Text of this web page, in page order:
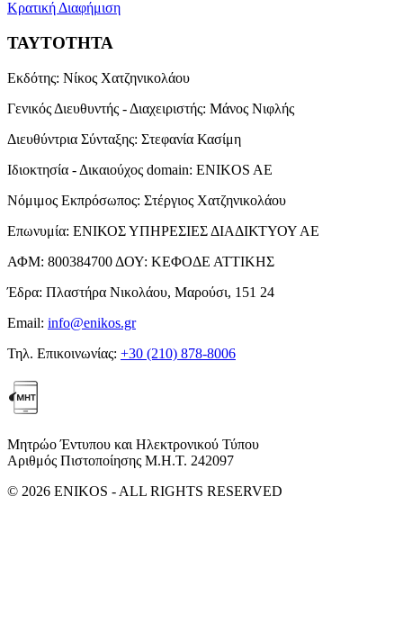
Κρατική Διαφήμιση
ΤΑΥΤΟΤΗΤΑ
Εκδότης: Νίκος Χατζηνικολάου
Γενικός Διευθυντής - Διαχειριστής: Μάνος Νιφλής
Διευθύντρια Σύνταξης: Στεφανία Κασίμη
Ιδιοκτησία - Δικαιούχος domain: ENIKOS AE
Νόμιμος Εκπρόσωπος: Στέργιος Χατζηνικολάου
Επωνυμία: ΕΝΙΚΟΣ ΥΠΗΡΕΣΙΕΣ ΔΙΑΔΙΚΤΥΟΥ ΑΕ
ΑΦΜ: 800384700 ΔΟΥ: ΚΕΦΟΔΕ ΑΤΤΙΚΗΣ
Έδρα: Πλαστήρα Νικολάου, Μαρούσι, 151 24
Email: info@enikos.gr
Τηλ. Επικοινωνίας: +30 (210) 878-8006
Μητρώο Έντυπου και Ηλεκτρονικού Τύπου
Αριθμός Πιστοποίησης Μ.Η.Τ. 242097
© 2026 ENIKOS - ALL RIGHTS RESERVED